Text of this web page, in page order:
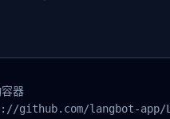
器
github.com/langbot-app/